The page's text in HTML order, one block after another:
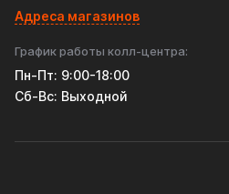
Адреса магазинов
График работы колл-центра:
Пн-Пт: 9:00-18:00
Cб-Вс: Выходной